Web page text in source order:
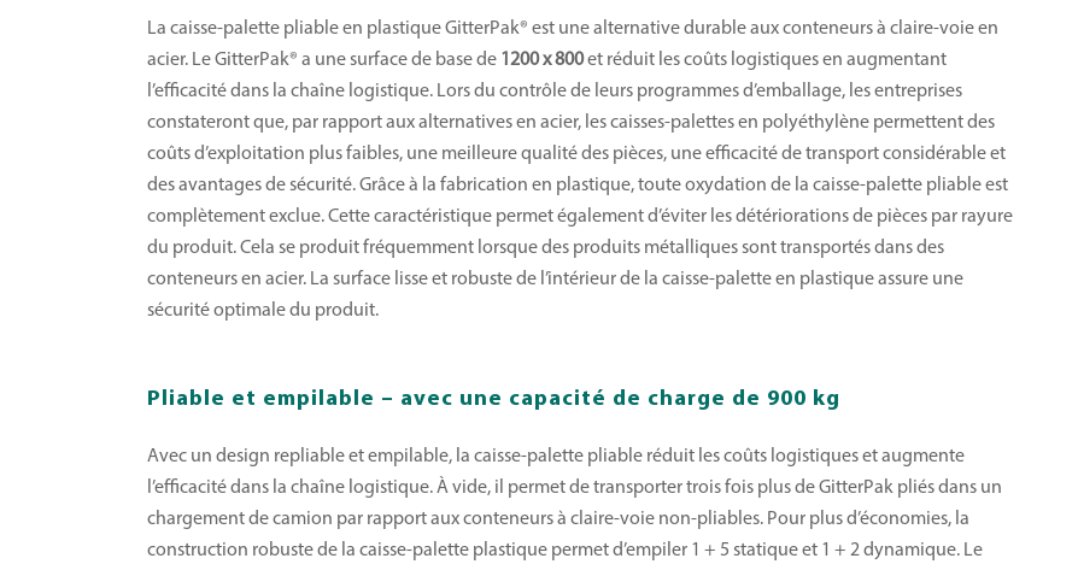
La caisse-palette pliable en plastique GitterPak® est une alternative durable aux conteneurs à claire-voie en
acier. Le GitterPak® a une surface de base de 1200 x 800et réduit les coûts logistiques en augmentant
l’efficacité dans la chaîne logistique. Lors du contrôle de leurs programmes d’emballage, les entreprises
constateront que, par rapport aux alternatives en acier, les caisses-palettes en polyéthylène permettent des
coûts d’exploitation plus faibles, une meilleure qualité des pièces, une efficacité de transport considérable et
des avantages de sécurité. Grâce à la fabrication en plastique, toute oxydation de la caisse-palette pliable est
complètement exclue. Cette caractéristique permet également d’éviter les détériorations de pièces par rayure
du produit. Cela se produit fréquemment lorsque des produits métalliques sont transportés dans des
conteneurs en acier. La surface lisse et robuste de l’intérieur de la caisse-palette en plastique assure une
sécurité optimale du produit.
Pliable et empilable – avec une capacité de charge de 900 kg
Avec un design repliable et empilable, la caisse-palette pliable réduit les coûts logistiques et augmente
l’efficacité dans la chaîne logistique. À vide, il permet de transporter trois fois plus de GitterPak pliés dans un
chargement de camion par rapport aux conteneurs à claire-voie non-pliables. Pour plus d’économies, la
construction robuste de la caisse-palette plastique permet d’empiler 1 + 5 statique et 1 + 2 dynamique. Le